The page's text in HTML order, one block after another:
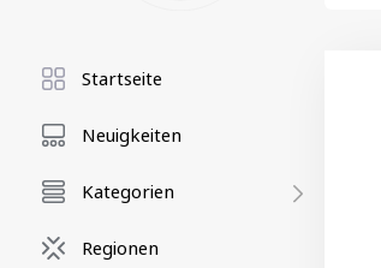
Startseite
Neuigkeiten
Kategorien
Regionen